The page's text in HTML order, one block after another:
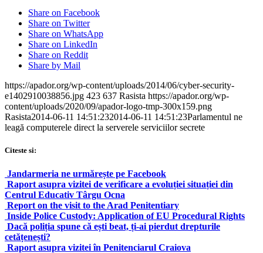
Share on Facebook
Share on Twitter
Share on WhatsApp
Share on LinkedIn
Share on Reddit
Share by Mail
https://apador.org/wp-content/uploads/2014/06/cyber-security-
e1402910038856.jpg 423 637 Rasista https://apador.org/wp-
content/uploads/2020/09/apador-logo-tmp-300x159.png
Rasista2014-06-11 14:51:232014-06-11 14:51:23Parlamentul ne
leagă computerele direct la serverele serviciilor secrete
Citeste si:
Jandarmeria ne urmărește pe Facebook
Raport asupra vizitei de verificare a evoluției situației din
Centrul Educativ Târgu Ocna
Report on the visit to the Arad Penitentiary
Inside Police Custody: Application of EU Procedural Rights
Dacă poliția spune că ești beat, ți-ai pierdut drepturile
cetățenești?
Raport asupra vizitei în Penitenciarul Craiova